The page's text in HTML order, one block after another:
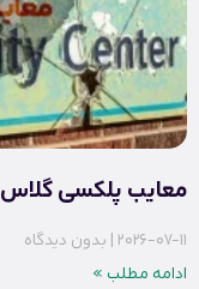
معایب پلکسی گلاس
2026-07-11 بدون دیدگاه
ادامه مطلب »